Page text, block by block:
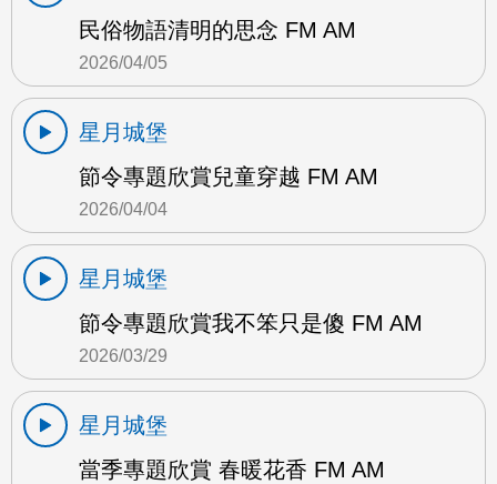
民俗物語清明的思念 FM AM
2026/04/05
星月城堡
節令專題欣賞兒童穿越 FM AM
2026/04/04
星月城堡
節令專題欣賞我不笨只是傻 FM AM
2026/03/29
星月城堡
當季專題欣賞 春暖花香 FM AM